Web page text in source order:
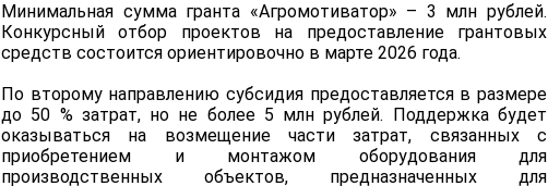
Минимальная сумма гранта «Агромотиватор» – 3 млн рублей.
Конкурсный отбор проектов на предоставление грантовых
средств состоится ориентировочно в марте 2026 года.
По второму направлению субсидия предоставляется в размере
до 50 % затрат, но не более 5 млн рублей. Поддержка будет
оказываться на возмещение части затрат, связанных с
приобретением и монтажом оборудования для
производственных объектов, предназначенных для